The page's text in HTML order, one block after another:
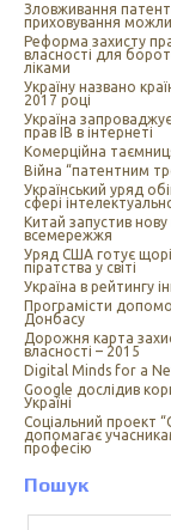
Зловживання
приховування
Реформа захисту
власності для
ліками
Україну названо
2017 році
Україна
прав ІВ в інтернеті
Комерційна
Війна “патентним
Український уряд
сфері
Китай запустив
всемережжя
Уряд США готує
піратства у світі
Україна в рейтингу
Програмісти
Донбасу
Дорожня карта
власності – 2015
Digital Minds for a
Google дослідив
Україні
Cоціальний проект
допомагає
професію
Пошук